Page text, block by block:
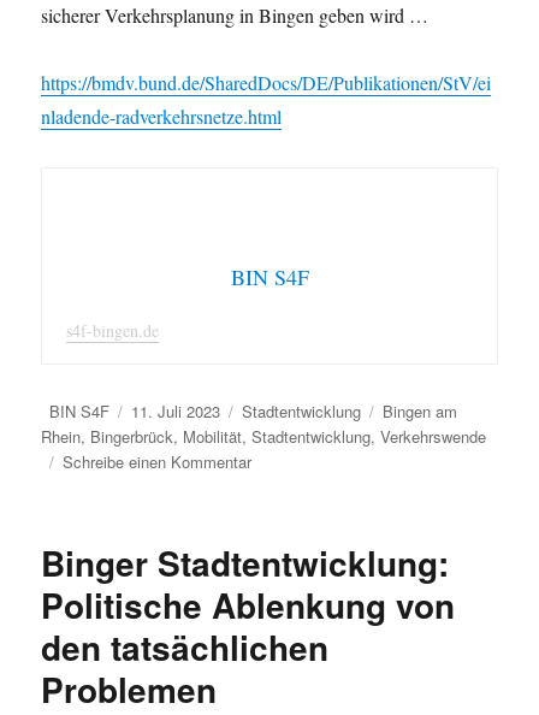
sicherer Verkehrsplanung in Bingen geben wird …
https://bmdv.bund.de/SharedDocs/DE/Publikationen/StV/ei
nladende-radverkehrsnetze.html
BIN S4F
s4f-bingen.de
Autor
BIN S4F
Veröffentlicht
am
11. Juli 2023 Kategorien
Stadtentwicklung Schlagwörter
Bingen am
Rhein, Bingerbrück, Mobilität,Stadtentwicklung,Verkehrswende
Schreibe einen Kommentarzu
Binger Stadtentwicklung:
Politische Ablenkung von
den tatsächlichen
Problemen